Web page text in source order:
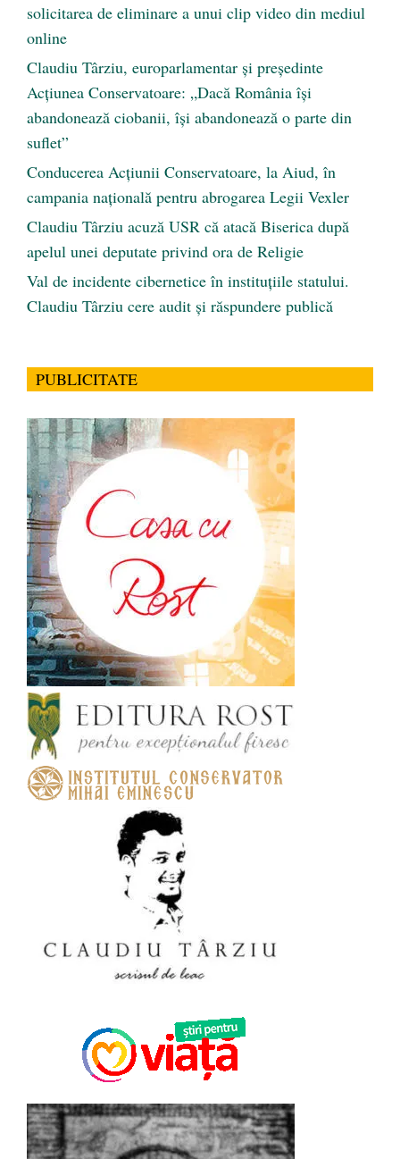
solicitarea de eliminare a unui clip video din mediul
online
Claudiu Târziu, europarlamentar și președinte
Acțiunea Conservatoare: „Dacă România își
abandonează ciobanii, își abandonează o parte din
suflet”
Conducerea Acțiunii Conservatoare, la Aiud, în
campania națională pentru abrogarea Legii Vexler
Claudiu Târziu acuză USR că atacă Biserica după
apelul unei deputate privind ora de Religie
Val de incidente cibernetice în instituțiile statului.
Claudiu Târziu cere audit și răspundere publică
PUBLICITATE